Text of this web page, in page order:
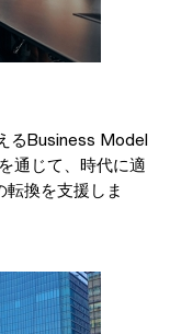
るBusiness Model
通じて、時代に適
換を支援しま